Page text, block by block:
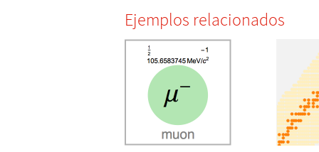
Ejemplos relacionados